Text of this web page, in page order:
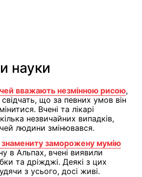
науки
вважають незмінною рисою,
свідчать, що за певних умов він
Вчені та лікарі
незвичайних випадків,
людини змінювався.
заморожену мумію
в Альпах, вчені виявили
та дріжджі. Деякі з цих
з усього, досі живі.